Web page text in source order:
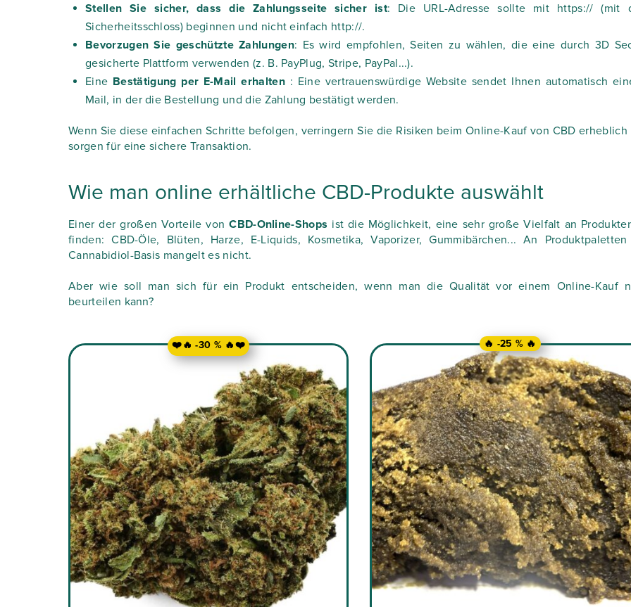
Stellen Sie sicher, dass die Zahlungsseite sicher ist: Die URL-Adresse sollte mit https:// (mit
Sicherheitsschloss) beginnen und nicht einfach http://.
Bevorzugen Sie geschützte Zahlungen: Es wird empfohlen, Seiten zu wählen, die eine durch 3D
gesicherte Plattform verwenden (z. B. PayPlug, Stripe, PayPal...).
Eine Bestätigung per E-Mail erhalten : Eine vertrauenswürdige Website sendet Ihnen automatisch
Mail, in der die Bestellung und die Zahlung bestätigt werden.
Wenn Sie diese einfachen Schritte befolgen, verringern Sie die Risiken beim Online-Kauf von CBD erheblich
sorgen für eine sichere Transaktion.
Wie man online erhältliche CBD-Produkte auswählt
Einer der großen Vorteile vonCBD-Online-Shops ist die Möglichkeit, eine sehr große Vielfalt an
finden: CBD-Öle, Blüten, Harze, E-Liquids, Kosmetika, Vaporizer, Gummibärchen... An
Cannabidiol-Basis mangelt es nicht.
Aber wie soll man sich für ein Produkt entscheiden, wenn man die Qualität vor einem Online-Kauf
beurteilen kann?
❤️🔥 -30 % 🔥❤️ 🔥 -25 % 🔥